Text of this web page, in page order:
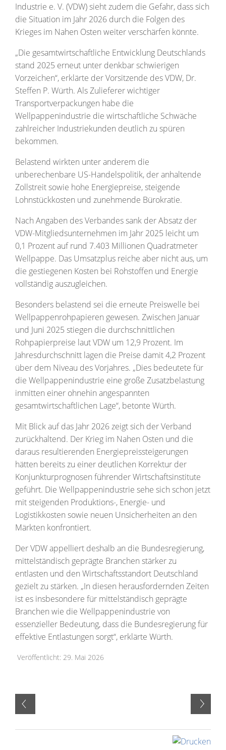
Industrie e. V. (VDW) sieht zudem die Gefahr, dass sich
die Situation im Jahr 2026 durch die Folgen des
Krieges im Nahen Osten weiter verschärfen könnte.
„Die gesamtwirtschaftliche Entwicklung Deutschlands
stand 2025 erneut unter denkbar schwierigen
Vorzeichen“, erklärte der Vorsitzende des VDW, Dr.
Steffen P. Würth. Als Zulieferer wichtiger
Transportverpackungen habe die
Wellpappenindustrie die wirtschaftliche Schwäche
zahlreicher Industriekunden deutlich zu spüren
bekommen.
Belastend wirkten unter anderem die
unberechenbare US-Handelspolitik, der anhaltende
Zollstreit sowie hohe Energiepreise, steigende
Lohnstückkosten und zunehmende Bürokratie.
Nach Angaben des Verbandes sank der Absatz der
VDW-Mitgliedsunternehmen im Jahr 2025 leicht um
0,1 Prozent auf rund 7.403 Millionen Quadratmeter
Wellpappe. Das Umsatzplus reiche aber nicht aus, um
die gestiegenen Kosten bei Rohstoffen und Energie
vollständig auszugleichen.
Besonders belastend sei die erneute Preiswelle bei
Wellpappenrohpapieren gewesen. Zwischen Januar
und Juni 2025 stiegen die durchschnittlichen
Rohpapierpreise laut VDW um 12,9 Prozent. Im
Jahresdurchschnitt lagen die Preise damit 4,2 Prozent
über dem Niveau des Vorjahres. „Dies bedeutete für
die Wellpappenindustrie eine große Zusatzbelastung
inmitten einer ohnehin angespannten
gesamtwirtschaftlichen Lage“, betonte Würth.
Mit Blick auf das Jahr 2026 zeigt sich der Verband
zurückhaltend. Der Krieg im Nahen Osten und die
daraus resultierenden Energiepreissteigerungen
hätten bereits zu einer deutlichen Korrektur der
Konjunkturprognosen führender Wirtschaftsinstitute
geführt. Die Wellpappenindustrie sehe sich schon jetzt
mit steigenden Produktions-, Energie- und
Logistikkosten sowie neuen Unsicherheiten an den
Märkten konfrontiert.
Der VDW appelliert deshalb an die Bundesregierung,
mittelständisch geprägte Branchen stärker zu
entlasten und den Wirtschaftsstandort Deutschland
gezielt zu stärken. „In diesen herausfordernden Zeiten
ist es insbesondere für mittelständisch geprägte
Branchen wie die Wellpappenindustrie von
essenzieller Bedeutung, dass die Bundesregierung für
effektive Entlastungen sorgt“, erklärte Würth.
Veröffentlicht: 29. Mai 2026